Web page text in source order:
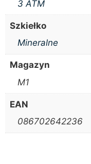
3 ATM
Szkiełko
Mineralne
Magazyn
M1
EAN
086702642236